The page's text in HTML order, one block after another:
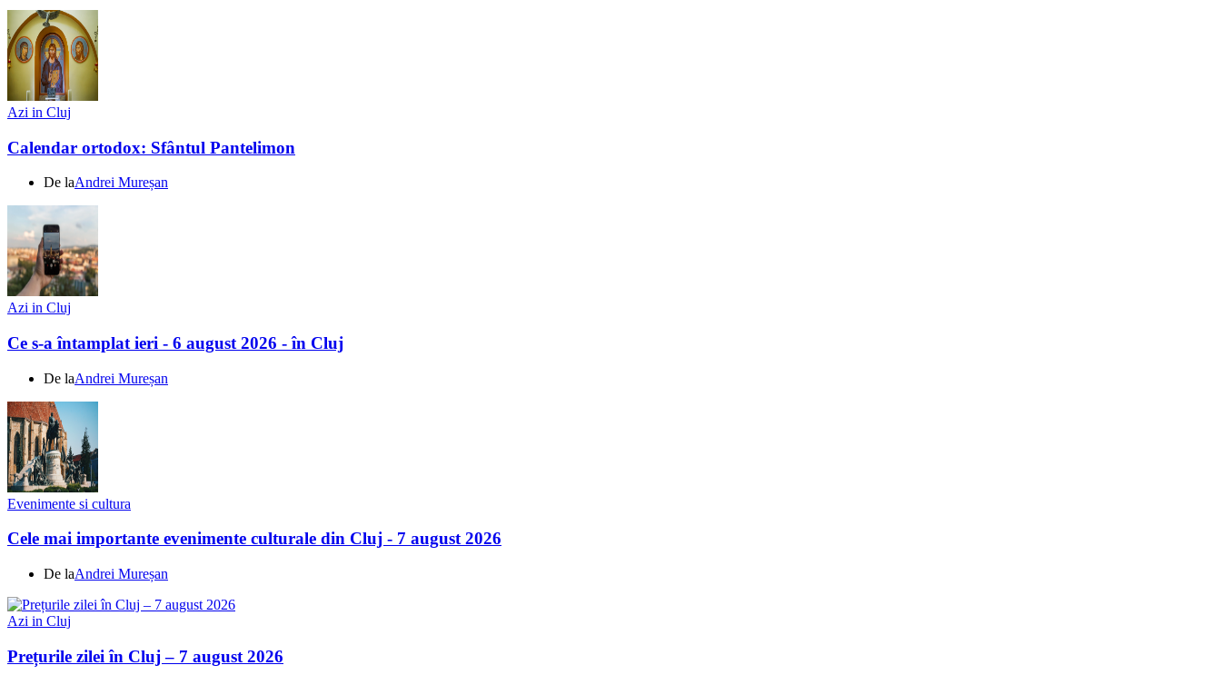
Azi in Cluj
Calendar ortodox: Sfântul Pantelimon
De laAndrei Mureșan
Azi in Cluj
Ce s-a întamplat ieri - 6 august 2026 - în Cluj
De laAndrei Mureșan
Evenimente si cultura
Cele mai importante evenimente culturale din Cluj - 7 august 2026
De laAndrei Mureșan
Azi in Cluj
Prețurile zilei în Cluj – 7 august 2026